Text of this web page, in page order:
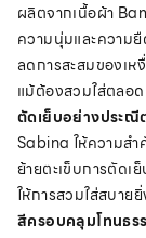
ผลิตจากเนื้อผ้า
ความนุ่มและความยื
ลดการสะสมของเห
แม้ต้องสวมใส่ตลอ
ตัดเย็บอย่างประณี
Sabina ให้ความส
ย้ายตะเข็บการตัดเ
ให้การสวมใส่สบาย
สีครอบคลุมโทนธร